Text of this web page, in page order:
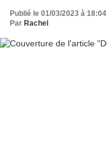
Publié le 01/03/2023 à 18:04
Par Rachel